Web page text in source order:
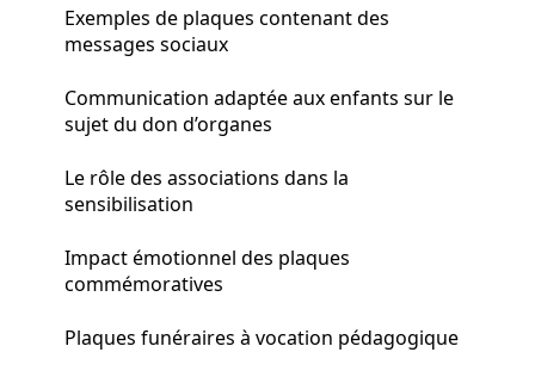
Exemples de plaques contenant des
messages sociaux
Communication adaptée aux enfants sur le
sujet du don d’organes
Le rôle des associations dans la
sensibilisation
Impact émotionnel des plaques
commémoratives
Plaques funéraires à vocation pédagogique